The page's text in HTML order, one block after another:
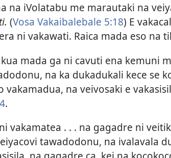
na iVolatabu me marautaki na
(Vosa Vakaibalebale 5:18) E
ni vakawati. Raica mada eso na
kua mada ga ni cavuti ena kemuni
na ka dukadukali kece se
vakamadua, na veivosaki e
.
vakamatea . . . na gagadre ni
tawadodonu, na ivalavala